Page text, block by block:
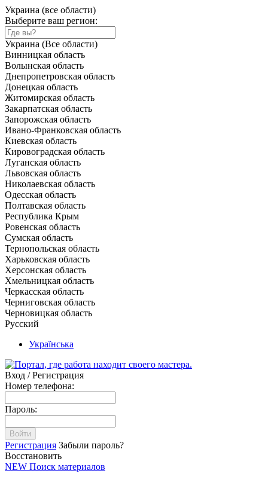
Украина (все области)
Выберите ваш регион:
Украина (Все области)
Винницкая область
Волынская область
Днепропетровская область
Донецкая область
Житомирская область
Закарпатская область
Запорожская область
Ивано-Франковская область
Киевская область
Кировоградская область
Луганская область
Львовская область
Николаевская область
Одесская область
Полтавская область
Республика Крым
Ровенская область
Сумская область
Тернопольская область
Харьковская область
Херсонская область
Хмельницкая область
Черкасская область
Черниговская область
Черновицкая область
Русский
Українська
Вход / Регистрация
Номер телефона:
Пароль:
Войти
Регистрация Забыли пароль?
Восстановить
NEW Поиск материалов